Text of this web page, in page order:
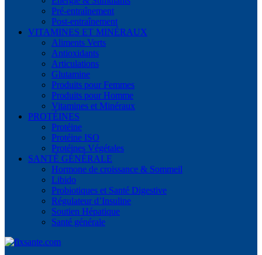
Pré-entraînement
Post-entraînement
VITAMINES ET MINÉRAUX
Aliments Verts
Antioxidants
Articulations
Glutamine
Produits pour Femmes
Produits pour Homme
Vitamines et Minéraux
PROTÉINES
Protéine
Protéine ISO
Protéines Végétales
SANTÉ GÉNÉRALE
Hormone de croissance & Sommeil
Libido
Probiotiques et Santé Digestive
Régulateur d’Insuline
Soutien Hépatique
Santé générale